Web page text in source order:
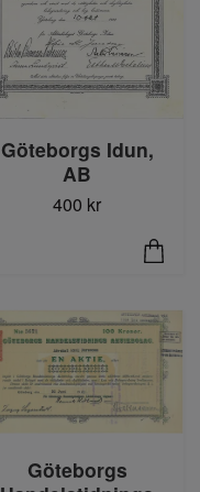
Göteborgs Idun,
AB
400 kr
Göteborgs